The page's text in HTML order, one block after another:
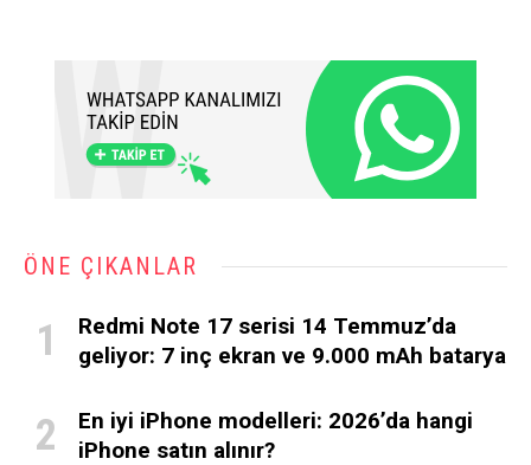
ÖNE ÇIKANLAR
Redmi Note 17 serisi 14 Temmuz’da
geliyor: 7 inç ekran ve 9.000 mAh batarya
En iyi iPhone modelleri: 2026’da hangi
iPhone satın alınır?